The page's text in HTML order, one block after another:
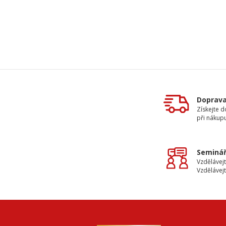
Získejte
při